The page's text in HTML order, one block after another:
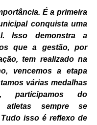
É a primeira
conquista uma
Isso demonstra a
que a gestão, por
tem realizado na
vencemos a etapa
várias medalhas
participamos do
atletas sempre se
isso é reflexo de